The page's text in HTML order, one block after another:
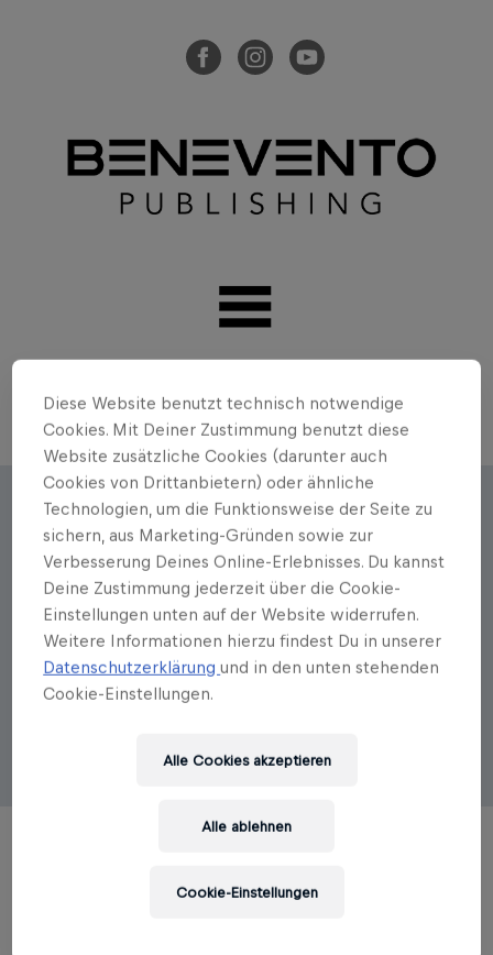
Autorenportrait
Timothy C. Winegard
Timothy C. Winegard lehrt Geschichte an der
Colorado Mesa University. Der Kanadier studierte
Geschichte im englischen Oxford, war neun Jahre
lang im Dienst der kanadischen und britischen
Armeen. Sein Hauptforschungsgebiet ist die
TITEL DES AUTORS
Diese Website benutzt technisch notwendige
Cookies. Mit Deiner Zustimmung benutzt diese
Website zusätzliche Cookies (darunter auch
Cookies von Drittanbietern) oder ähnliche
Technologien, um die Funktionsweise der Seite zu
sichern, aus Marketing-Gründen sowie zur
Verbesserung Deines Online-Erlebnisses. Du kannst
Deine Zustimmung jederzeit über die Cookie-
Einstellungen unten auf der Website widerrufen.
Weitere Informationen hierzu findest Du in unserer
Datenschutzerklärungund in den unten stehenden
Cookie-Einstellungen.
Alle ablehnen
Alle Cookies akzeptieren
Cookie-Einstellungen